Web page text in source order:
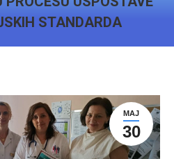
STANDARDA
MAJ
30